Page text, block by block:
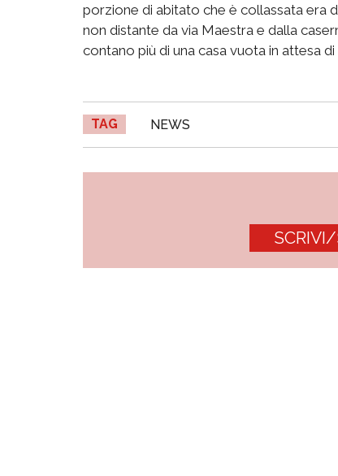
porzione di abitato che è collassata era
non distante da via Maestra e dalla
contano più di una casa vuota in attesa
TAG NEWS